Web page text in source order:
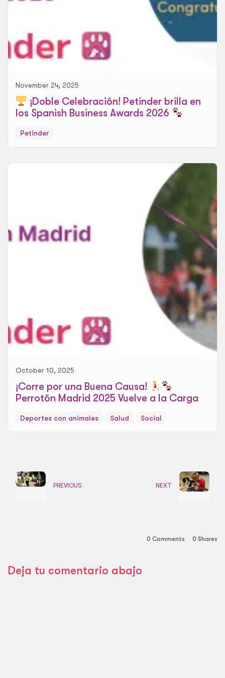
November 24, 2025
¡Doble Celebración! Petinder brilla en
los Spanish Business Awards 2026
Petinder
October 10, 2025
¡Corre por una Buena Causa!
Perrotón Madrid 2025 Vuelve a la Carga
Deportes con animales Salud Social
PREVIOUS NEXT
0 Comments 0 Shares
Deja tu comentario abajo